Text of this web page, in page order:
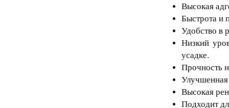
Высокая
Быстрота и
Удобство в
Низкий
усадке.
Прочность
Улучшенная
Высокая
Подходит